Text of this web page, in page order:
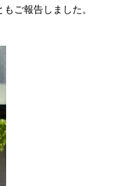
ご報告しました。